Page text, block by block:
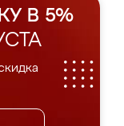
В 5%